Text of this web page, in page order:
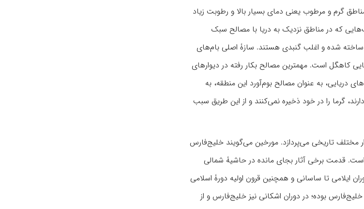
گرم و مرطوب یعنی دمای بسیار بالا و رطوبت زیاد
که در مناطق نزدیک به دریا با مصالح سبک
شده و اغلب گنبدی هستند. سازۀ اصلی بام‌های
کاهگل است. مهمترین مصالح بکار رفته در دیوارهای
به عنوان مصالح بوم‌آورد این منطقه، به
گرما را در خود ذخیره نمی‌کنند و از این طریق سبب
مختلف تاریخی می‌پردازد. مورخین می‌گویند خلیج‌فارس
قدمت برخی آثار بجای مانده در حاشیۀ شمالی
ایلامی تا ساسانی و همچنین قرون اولیه دورۀ اسلامی
بوده؛ در دوران اشکانی نیز خلیج‌فارس و از